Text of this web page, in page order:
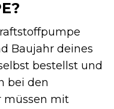
Baujahr deines
bestellst und
bei den
müssen mit